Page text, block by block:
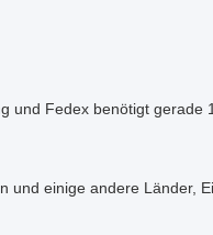
und Fedex benötigt gerade
und einige andere Länder,